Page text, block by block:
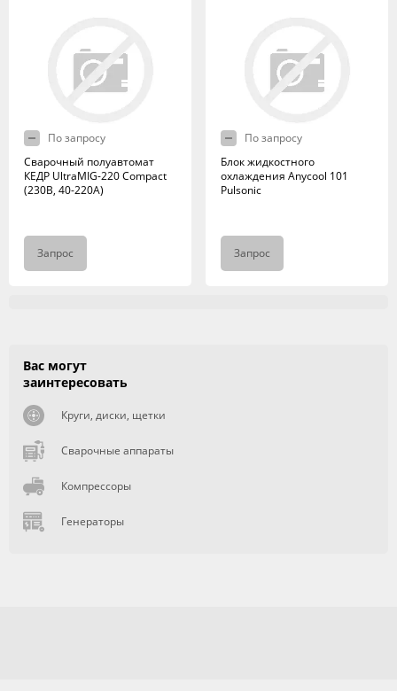
По запросу
Сварочный полуавтомат
КЕДР UltraMIG-220 Compact
(230В, 40-220А)
Запрос
По запросу
Блок жидкостного
охлаждения Anycool 101
Pulsonic
Запрос
Вас могут
заинтересовать
Круги, диски, щетки
Сварочные аппараты
Компрессоры
Генераторы